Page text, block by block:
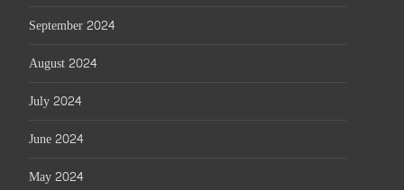
September 2024
August 2024
July 2024
June 2024
May 2024